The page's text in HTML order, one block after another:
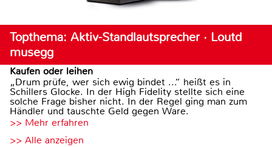
Topthema: Aktiv-Standlautsprecher · Loutd
musegg
Kaufen oder leihen
„Drum prüfe, wer sich ewig bindet ...“ heißt es in
Schillers Glocke. In der High Fidelity stellte sich eine
solche Frage bisher nicht. In der Regel ging man zum
Händler und tauschte Geld gegen Ware.
>> Mehr erfahren
>> Alle anzeigen